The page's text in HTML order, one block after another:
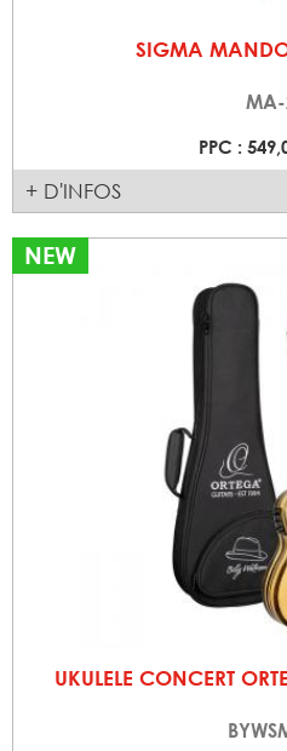
SIGMA
PPC :
+ D'INFOS
NEW
UKULELE CONCERT